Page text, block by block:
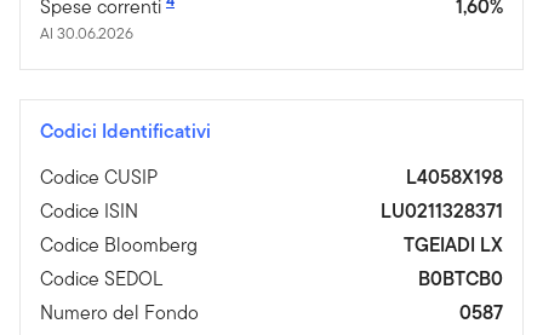
Spese correnti
Al 30.06.2026
1,60%
Codici Identificativi
Codice CUSIP
L4058X198
Codice ISIN
LU0211328371
Codice Bloomberg
TGEIADI LX
Codice SEDOL
B0BTCB0
Numero del Fondo
0587